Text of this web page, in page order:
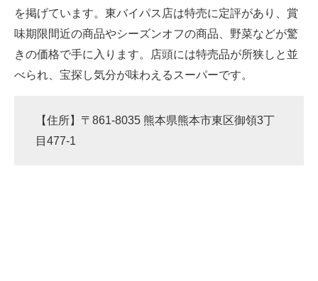
を掲げています。東バイパス店は特売に定評があり、賞
味期限間近の商品やシーズンオフの商品、野菜などが驚
きの価格で手に入ります。店頭には特売品が所狭しと並
べられ、宝探し気分が味わえるスーパーです。
【住所】〒861-8035 熊本県熊本市東区御領3丁
目477-1